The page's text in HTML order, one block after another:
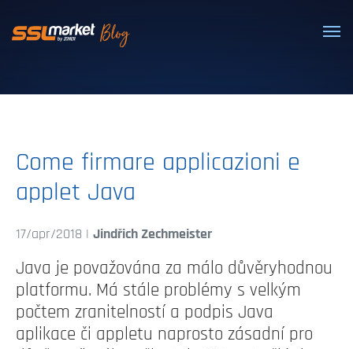
Certificati SSL/TLS affidabili
Come firmare applicazioni e
applet Java
17/apr/2018 | Jindřich Zechmeister
Java je považována za málo důvěryhodnou
platformu. Má stále problémy s velkým
počtem zranitelností a podpis Java
aplikace či appletu naprosto zásadní pro